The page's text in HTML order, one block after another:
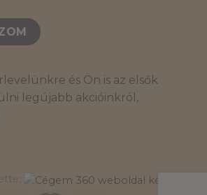
és Ön is az elsők
legújabb akcióinkról,